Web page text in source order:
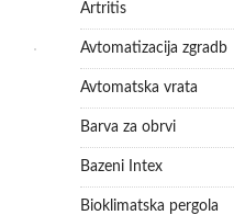
Artritis
Avtomatizacija zgradb
Avtomatska vrata
Barva za obrvi
Bazeni Intex
Bioklimatska pergola